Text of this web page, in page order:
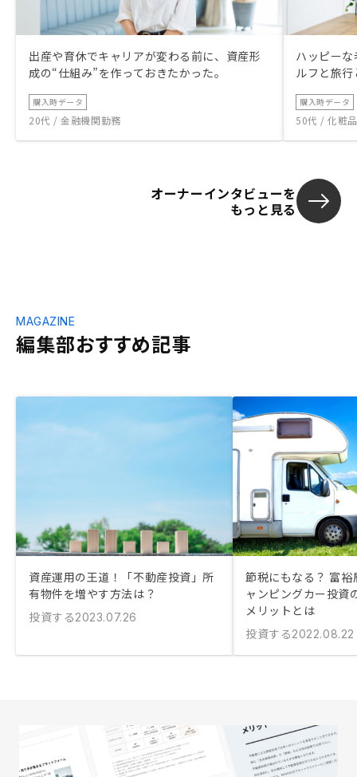
出産や育休でキャリアが変わる前に、資産形
成の“仕組み”を作っておきたかった。
購入時データ
20代 / 金融機関勤務
ハッピー
ルフと旅
購入時データ
50代 / 化粧
オーナーインタビューを
もっと見る
編集部おすすめ記事
MAGAZINE
資産運用の王道！「不動産投資」所
有物件を増やす方法は？
投資する2023.07.26
節税にもなる？ 富
ャンピングカー投資
メリットとは
投資する2022.08.22